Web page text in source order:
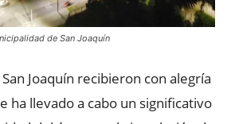
de San Joaquín
Joaquín recibieron con alegría
ha llevado a cabo un significativo